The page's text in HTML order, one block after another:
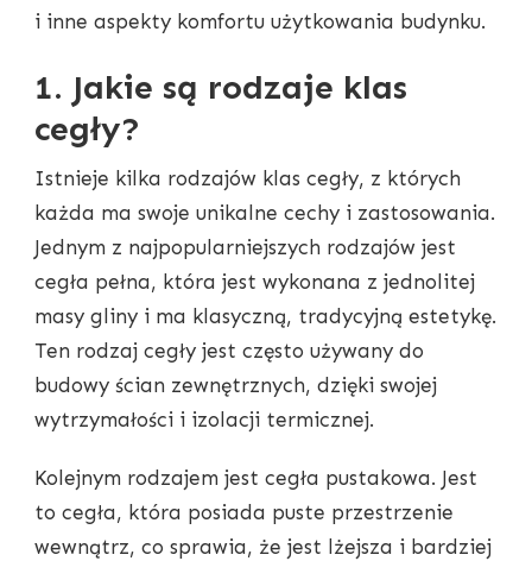
i inne aspekty komfortu użytkowania budynku.
1. Jakie są rodzaje klas
cegły?
Istnieje kilka rodzajów klas cegły, z których
każda ma swoje unikalne cechy i zastosowania.
Jednym z najpopularniejszych rodzajów jest
cegła pełna, która jest wykonana z jednolitej
masy gliny i ma klasyczną, tradycyjną estetykę.
Ten rodzaj cegły jest często używany do
budowy ścian zewnętrznych, dzięki swojej
wytrzymałości i izolacji termicznej.
Kolejnym rodzajem jest cegła pustakowa. Jest
to cegła, która posiada puste przestrzenie
wewnątrz, co sprawia, że jest lżejsza i bardziej